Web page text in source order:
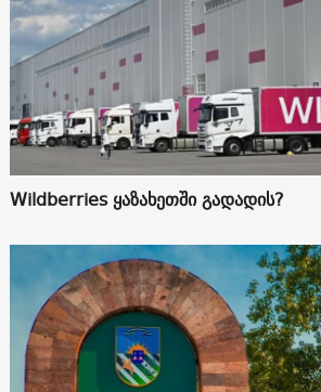
Wildberries ყაზახეთში გადადის?